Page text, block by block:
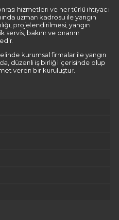
hizmetleri ve her türlü ihtiyacı
uzman kadrosu ile yangın
projelendirilmesi, yangın
bakım ve onarım
kurumsal firmalar ile yangın
düzenli iş birliği içerisinde olup
veren bir kuruluştur.